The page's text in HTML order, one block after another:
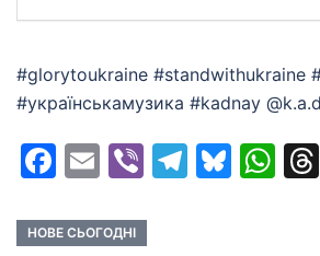
#glorytoukraine #standwithukraine
#українськамузика #kadnay
Facebook
EmailViber
НОВЕ СЬОГОДНІ